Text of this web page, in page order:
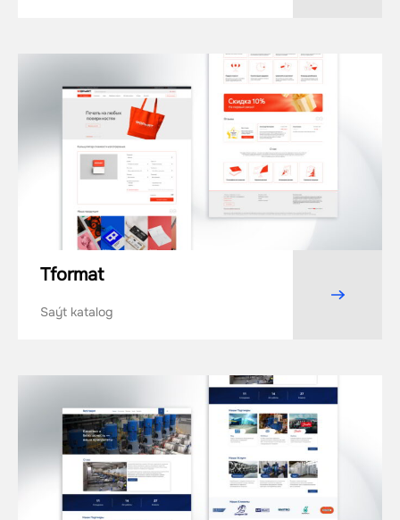
Tformat
Saýt katalog